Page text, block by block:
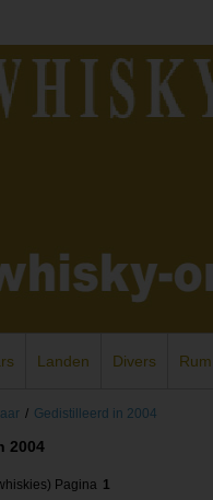
Landen Divers Rum
/ Gedistilleerd in 2004
2004
Pagina 1